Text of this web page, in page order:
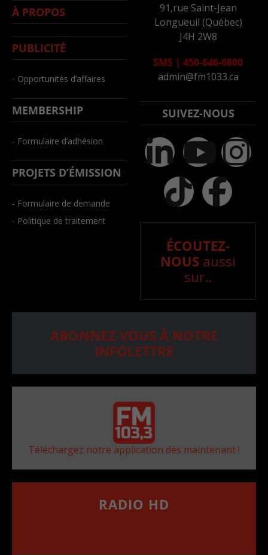
À PROPOS
PUBLICITÉ
- Opportunités d’affaires
MEMBERSHIP
- Formulaire d’adhésion
PROJETS D’ÉMISSION
- Formulaire de demande
- Politique de traitement
91,rue Saint-Jean
Longueuil (Québec)
J4H 2W8
SMS | 450-646-6800
admin@fm1033.ca
SUIVEZ-NOUS
ÉCOUTEZ-
NOUS aussi
sur..
ABONNEZ-VOUS À NOTRE
INFOLETTRE
Téléchargez notre application dès maintenant !
RADIO HD